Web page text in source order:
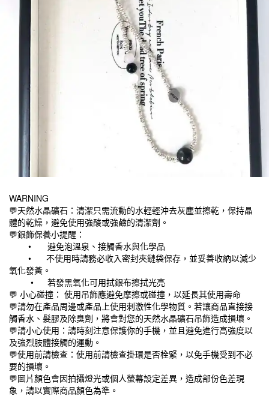
WARNING
💬天然水晶礦石：清潔只需流動的水輕輕沖去灰塵並擦乾，保持晶
體的乾燥，避免使用強酸或強鹼的清潔劑。
💬銀飾保養小提醒：
•
避免泡溫泉、接觸香水與化學品
•
不使用時請務必收入密封夾鏈袋保存，並妥善收納以減少
氧化發黃。
•
若發黑氧化可用拭銀布擦拭光亮
💬 小心碰撞： 使用吊飾應避免摩擦或碰撞，以延長其使用壽命
💬請勿在產品周邊或產品上使用刺激性化學物質。若讓商品直接接
觸香水、髮膠及除臭劑，將會對您的天然水晶礦石吊飾造成損壞。
💬請小心使用：請時刻注意保護你的手機，並且避免進行高強度以
及強烈肢體接觸的運動。
💬使用前請檢查：使用前請檢查掛環是否栓緊，以免手機受到不必
要的損壞。
💬圖片顏色會因拍攝燈光或個人螢幕設定差異，造成部份色差現
象，請以實際商品顏色為準。